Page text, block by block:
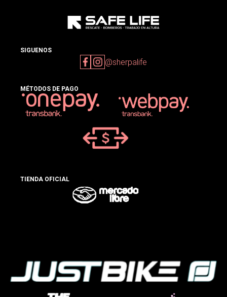
SIGUENOS
@sherpalife
MÉTODOS DE PAGO
TIENDA OFICIAL